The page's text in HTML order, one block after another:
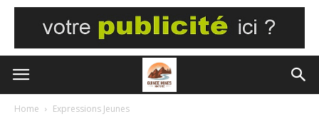
Home Expressions Jeunes